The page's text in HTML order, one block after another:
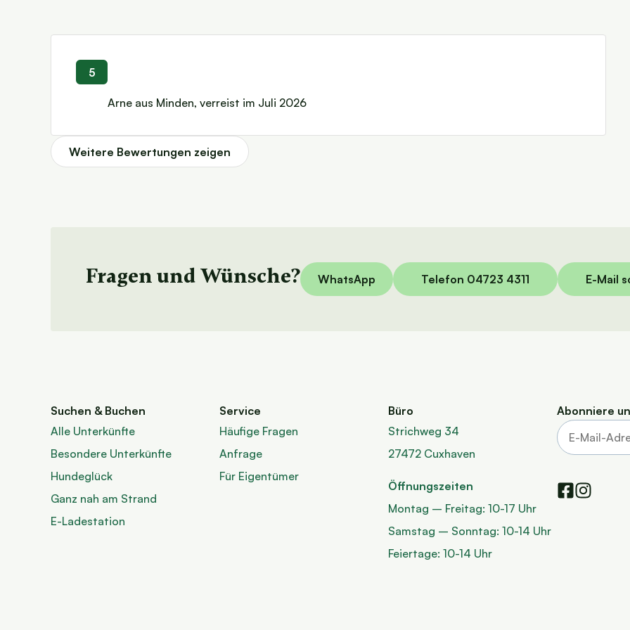
5
Arne aus Minden, verreist im Juli 2026
Weitere Bewertungen zeigen
Fragen undWünsche? WhatsApp Telefon 04723 4311 E-Mail
Suchen & Buchen
Alle Unterkünfte
Besondere Unterkünfte
Hundeglück
Ganz nah am Strand
E-Ladestation
Service
Häufige Fragen
Anfrage
Für Eigentümer
Büro
Strichweg 34
27472 Cuxhaven
Öffnungszeiten
Montag – Freitag: 10-17 Uhr
Samstag – Sonntag: 10-14 Uhr
Feiertage: 10-14 Uhr
Abonniere